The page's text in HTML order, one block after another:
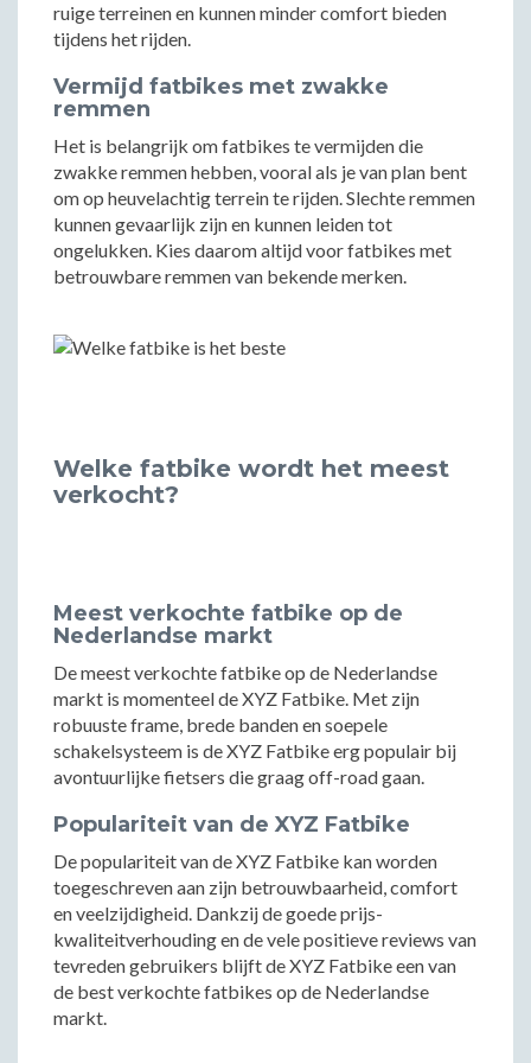
ruige terreinen en kunnen minder comfort bieden
tijdens het rijden.
Vermijd fatbikes met zwakke
remmen
Het is belangrijk om fatbikes te vermijden die
zwakke remmen hebben, vooral als je van plan bent
om op heuvelachtig terrein te rijden. Slechte remmen
kunnen gevaarlijk zijn en kunnen leiden tot
ongelukken. Kies daarom altijd voor fatbikes met
betrouwbare remmen van bekende merken.
Welke fatbike wordt het meest
verkocht?
Meest verkochte fatbike op de
Nederlandse markt
De meest verkochte fatbike op de Nederlandse
markt is momenteel de XYZ Fatbike. Met zijn
robuuste frame, brede banden en soepele
schakelsysteem is de XYZ Fatbike erg populair bij
avontuurlijke fietsers die graag off-road gaan.
Populariteit van de XYZ Fatbike
De populariteit van de XYZ Fatbike kan worden
toegeschreven aan zijn betrouwbaarheid, comfort
en veelzijdigheid. Dankzij de goede prijs-
kwaliteitverhouding en de vele positieve reviews van
tevreden gebruikers blijft de XYZ Fatbike een van
de best verkochte fatbikes op de Nederlandse
markt.